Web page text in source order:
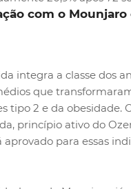
com o Mounjaro
integra a classe dos
que
tipo 2 e da obesidade.
princípio ativo do
aprovado para essas